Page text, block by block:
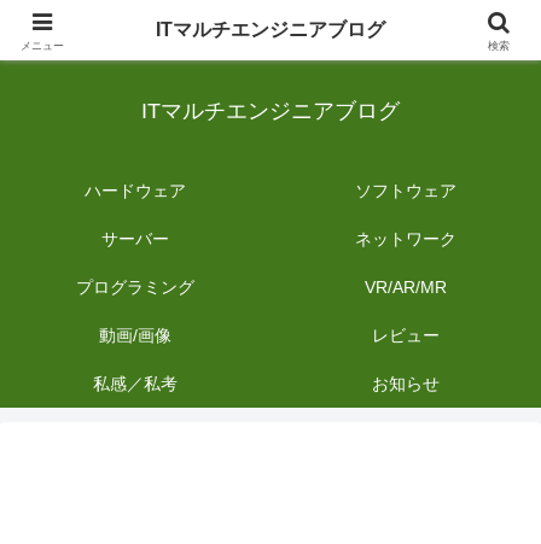
日常のIT業務を備忘録として発信。商品レビューやDIYの作業内容も投稿しま
ITマルチエンジニアブログ
ハードウェア ソフトウェア
サーバー ネットワーク
プログラミング VR/AR/MR
動画/画像 レビュー
私感／私考 お知らせ
メニュー
ITマルチエンジニアブログ
検索